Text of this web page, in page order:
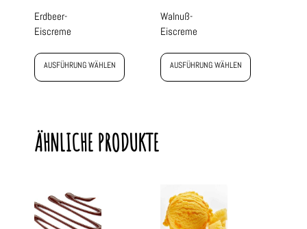
Erdbeer-
Eiscreme
AUSFÜHRUNG WÄHLEN
Walnuß-
Eiscreme
AUSFÜHRUNG WÄHLEN
ÄHNLICHE PRODUKTE